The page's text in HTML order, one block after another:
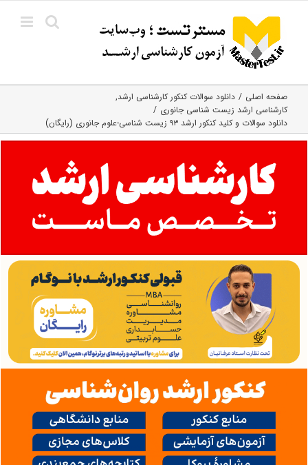
content
صفحه اصلی
دانلود سوالات کنکور کارشناسی ارشد
کارشناسی ارشد زیست‌ شناسی جانوری
دانلود سوالات و کلید کنکور ارشد ۹۳ زیست شناسی-علوم جانوری (رایگان)